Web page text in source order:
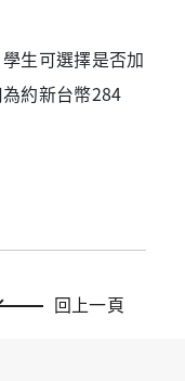
生可選擇是否加
約新台幣284
回上一頁